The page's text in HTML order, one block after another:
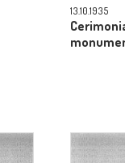
13.10.1935